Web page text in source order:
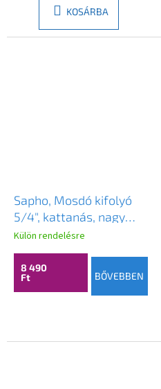
KOSÁRBA
Sapho, Mosdó kifolyó
5/4", kattanás, nagy
dugó, vastagság 10-55
mm, króm, CV1002
Külön rendelésre
8 490
Ft
BŐVEBBEN